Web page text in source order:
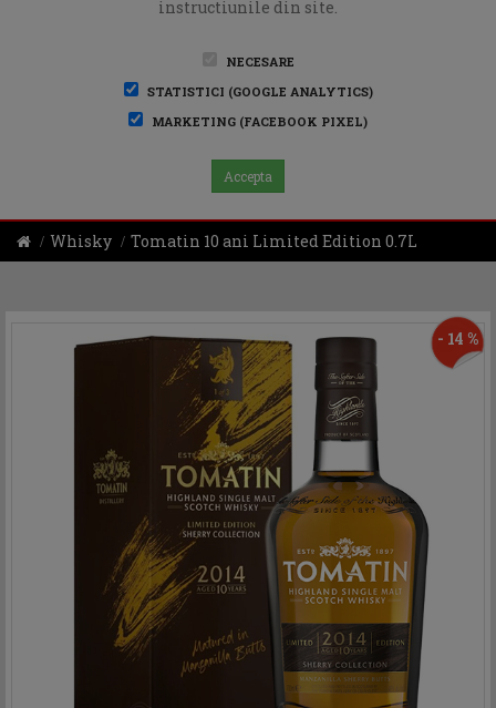
instructiunile din site.
NECESARE
STATISTICI (GOOGLE ANALYTICS)
MARKETING (FACEBOOK PIXEL)
Accepta
Whisky Tomatin 10 ani Limited Edition 0.7L
- 14 %